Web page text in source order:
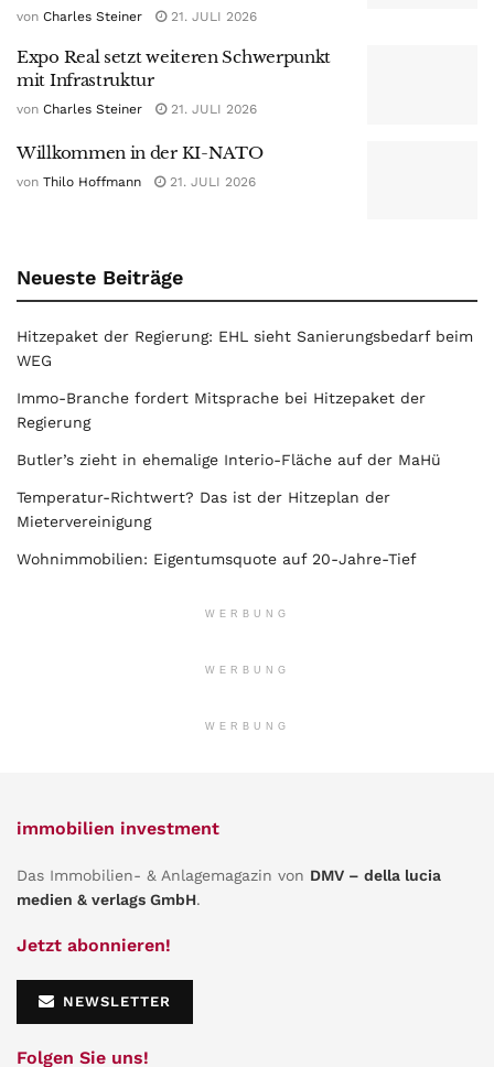
von Charles Steiner 21. JULI 2026
Expo Real setzt weiteren Schwerpunkt
mit Infrastruktur
von Charles Steiner 21. JULI 2026
Willkommen in der KI-NATO
von Thilo Hoffmann 21. JULI 2026
Neueste Beiträge
Hitzepaket der Regierung: EHL sieht Sanierungsbedarf beim
WEG
Immo-Branche fordert Mitsprache bei Hitzepaket der
Regierung
Butler’s zieht in ehemalige Interio-Fläche auf der MaHü
Temperatur-Richtwert? Das ist der Hitzeplan der
Mietervereinigung
Wohnimmobilien: Eigentumsquote auf 20-Jahre-Tief
WERBUNG
WERBUNG
WERBUNG
immobilien investment
Das Immobilien- & Anlagemagazin von DMV – della lucia
medien & verlags GmbH.
Jetzt abonnieren!
NEWSLETTER
Folgen Sie uns!